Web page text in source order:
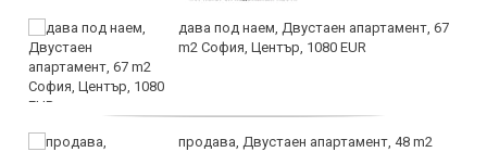
дава под наем, Двустаен апартамент, 67
m2 София, Център, 1080 EUR
продава, Двустаен апартамент, 48 m2